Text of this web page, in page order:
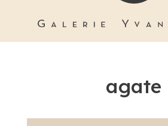
agate